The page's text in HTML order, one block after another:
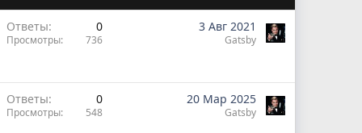
Ответы 0
Просмотры 736
3 Авг 2021
Gatsby
Ответы 0
Просмотры 548
20 Мар 2025
Gatsby